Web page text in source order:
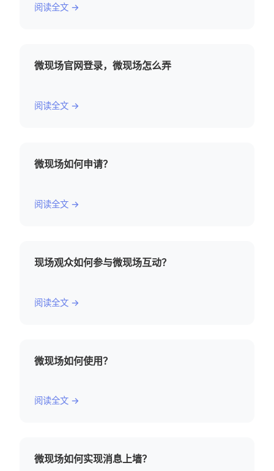
阅读全文 →
微现场官网登录，微现场怎么弄
阅读全文 →
微现场如何申请？
阅读全文 →
现场观众如何参与微现场互动？
阅读全文 →
微现场如何使用？
阅读全文 →
微现场如何实现消息上墙？